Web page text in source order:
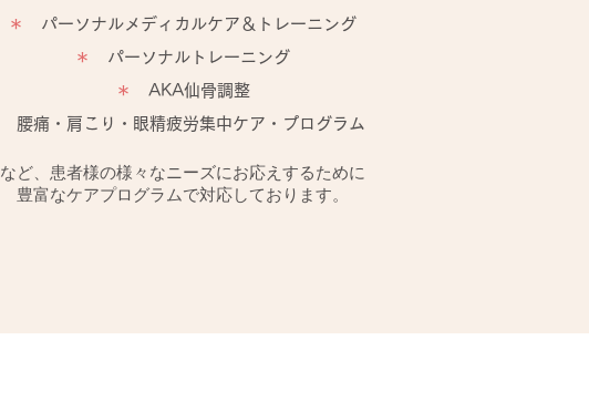
＊
パーソナルメディカルケア＆トレーニング
＊
パーソナルトレーニング
＊
AKA仙骨調整
腰痛・肩こり・眼精疲労集中ケア・プログラム
など、患者様の様々なニーズにお応えするために
豊富なケアプログラムで対応しております。